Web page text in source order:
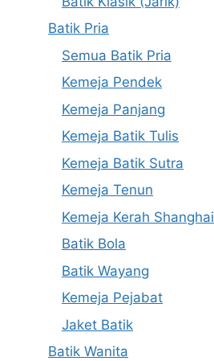
Batik Pria
Semua Batik Pria
Kemeja Pendek
Kemeja Panjang
Kemeja Batik Tulis
Kemeja Batik Sutra
Kemeja Tenun
Kemeja Kerah Shanghai
Batik Bola
Batik Wayang
Kemeja Pejabat
Jaket Batik
Batik Wanita